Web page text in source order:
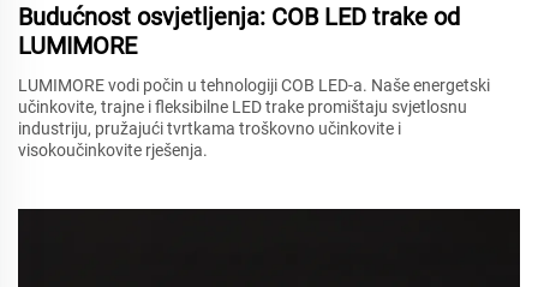
Budućnost osvjetljenja: COB LED trake od
LUMIMORE
LUMIMORE vodi počin u tehnologiji COB LED-a. Naše energetski
učinkovite, trajne i fleksibilne LED trake promištaju svjetlosnu
industriju, pružajući tvrtkama troškovno učinkovite i
visokoučinkovite rješenja.